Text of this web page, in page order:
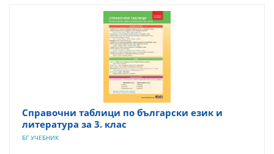
Справочни таблици по български език и
литература за 3. клас
БГ УЧЕБНИК